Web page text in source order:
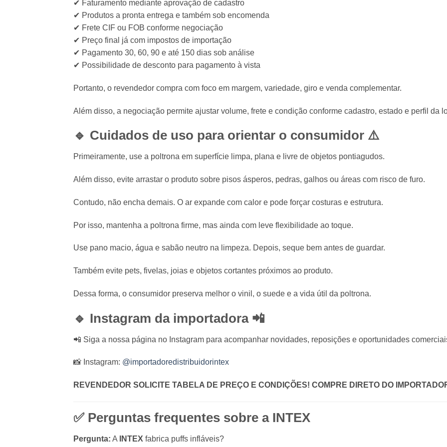
✔ Faturamento mediante aprovação de cadastro
✔ Produtos a pronta entrega e também sob encomenda
✔ Frete CIF ou FOB conforme negociação
✔ Preço final já com impostos de importação
✔ Pagamento 30, 60, 90 e até 150 dias sob análise
✔ Possibilidade de desconto para pagamento à vista
Portanto, o revendedor compra com foco em margem, variedade, giro e venda complementar.
Além disso, a negociação permite ajustar volume, frete e condição conforme cadastro, estado e perfil da
🔹 Cuidados de uso para orientar o consumidor ⚠️
Primeiramente, use a poltrona em superfície limpa, plana e livre de objetos pontiagudos.
Além disso, evite arrastar o produto sobre pisos ásperos, pedras, galhos ou áreas com risco de furo.
Contudo, não encha demais. O ar expande com calor e pode forçar costuras e estrutura.
Por isso, mantenha a poltrona firme, mas ainda com leve flexibilidade ao toque.
Use pano macio, água e sabão neutro na limpeza. Depois, seque bem antes de guardar.
Também evite pets, fivelas, joias e objetos cortantes próximos ao produto.
Dessa forma, o consumidor preserva melhor o vinil, o suede e a vida útil da poltrona.
🔹 Instagram da importadora 📲
📲 Siga a nossa página no Instagram para acompanhar novidades, reposições e oportunidades
📸 Instagram: @importadoredistribuidorintex
REVENDEDOR SOLICITE TABELA DE PREÇO E CONDIÇÕES! COMPRE DIRETO DO
✅ Perguntas frequentes sobre a INTEX
Pergunta: A INTEX fabrica puffs infláveis?